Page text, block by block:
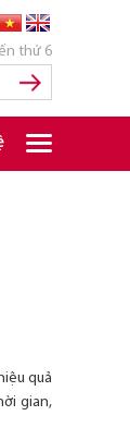
thứ 6
quả
gian,